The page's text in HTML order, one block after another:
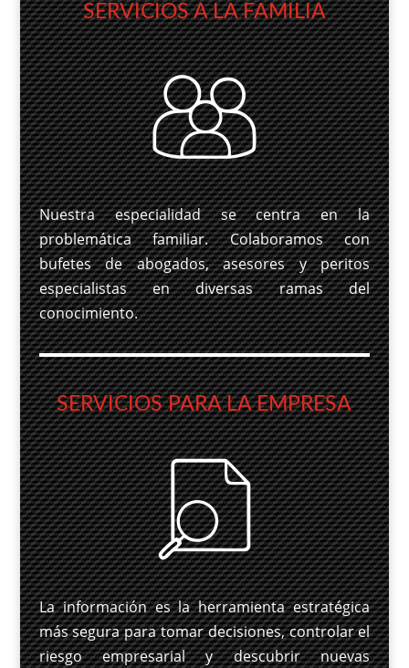
SERVICIOS A LA FAMILIA
Nuestra especialidad se centra en la
problemática familiar. Colaboramos con
bufetes de abogados, asesores y peritos
especialistas en diversas ramas del
conocimiento.
SERVICIOS PARA LA EMPRESA
La información es la herramienta estratégica
más segura para tomar decisiones, controlar el
riesgo empresarial y descubrir nuevas